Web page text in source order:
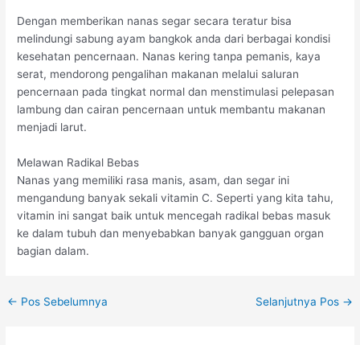
Dengan memberikan nanas segar secara teratur bisa
melindungi sabung ayam bangkok anda dari berbagai kondisi
kesehatan pencernaan. Nanas kering tanpa pemanis, kaya
serat, mendorong pengalihan makanan melalui saluran
pencernaan pada tingkat normal dan menstimulasi pelepasan
lambung dan cairan pencernaan untuk membantu makanan
menjadi larut.
Melawan Radikal Bebas
Nanas yang memiliki rasa manis, asam, dan segar ini
mengandung banyak sekali vitamin C. Seperti yang kita tahu,
vitamin ini sangat baik untuk mencegah radikal bebas masuk
ke dalam tubuh dan menyebabkan banyak gangguan organ
bagian dalam.
Post
← Pos Sebelumnya Selanjutnya Pos →